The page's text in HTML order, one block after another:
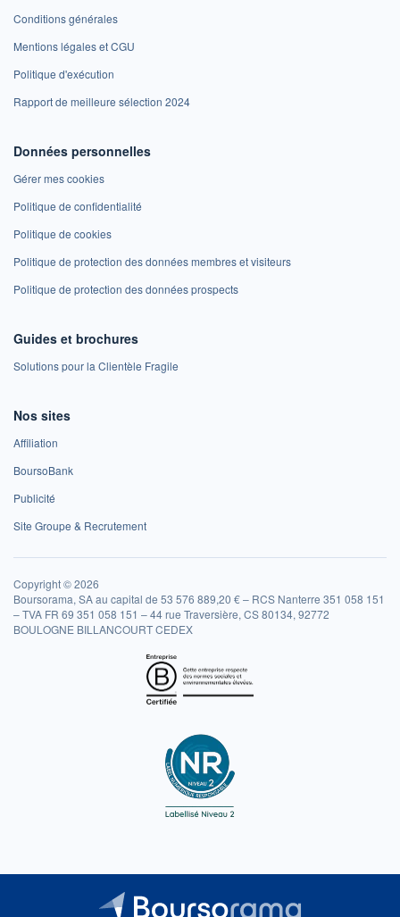
Conditions générales
Mentions légales et CGU
Politique d'exécution
Rapport de meilleure sélection 2024
Données personnelles
Gérer mes cookies
Politique de confidentialité
Politique de cookies
Politique de protection des données membres et visiteurs
Politique de protection des données prospects
Guides et brochures
Solutions pour la Clientèle Fragile
Nos sites
Affiliation
BoursoBank
Publicité
Site Groupe & Recrutement
Copyright © 2026
Boursorama, SA au capital de 53 576 889,20 € – RCS Nanterre 351 058 151
– TVA FR 69 351 058 151 – 44 rue Traversière, CS 80134, 92772
BOULOGNE BILLANCOURT CEDEX